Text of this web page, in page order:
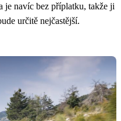
je navíc bez příplatku, takže ji
určitě nejčastější.